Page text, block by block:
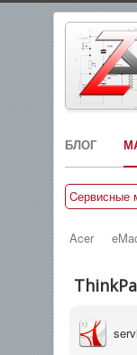
БЛОГ
Cервисные
Acer